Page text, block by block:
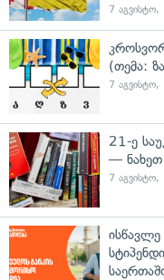
7
(თემა:
7
21-ე
— ნახეთ
7